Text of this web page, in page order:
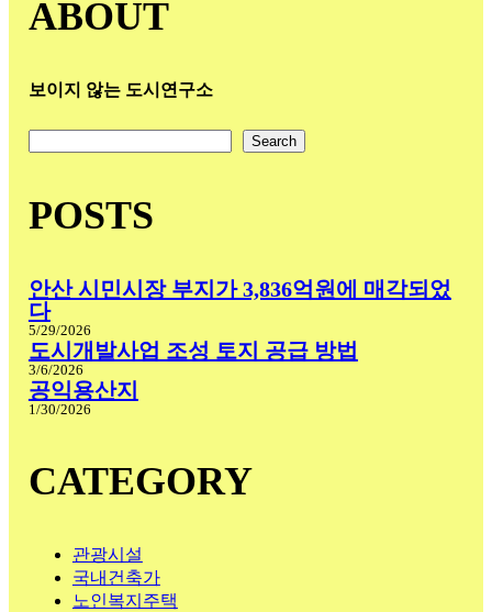
ABOUT
보이지 않는 도시연구소
Search
POSTS
안산 시민시장 부지가 3,836억원에 매각되었
다
5/29/2026
도시개발사업 조성 토지 공급 방법
3/6/2026
공익용산지
1/30/2026
CATEGORY
관광시설
국내건축가
노인복지주택